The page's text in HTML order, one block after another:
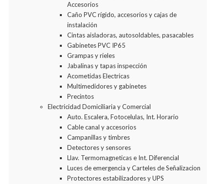
Accesorios
Caño PVC rígido, accesorios y cajas de
instalación
Cintas aisladoras, autosoldables, pasacables
Gabinetes PVC IP65
Grampas y rieles
Jabalinas y tapas inspección
Acometidas Electricas
Multimedidores y gabinetes
Precintos
Electricidad Domiciliaria y Comercial
Auto. Escalera, Fotocelulas, Int. Horario
Cable canal y accesorios
Campanillas y timbres
Detectores y sensores
Llav. Termomagneticas e Int. Diferencial
Luces de emergencia y Carteles de Señalizacion
Protectores estabilizadores y UPS